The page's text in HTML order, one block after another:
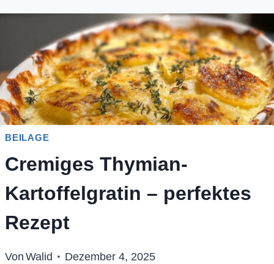
BEILAGE
Cremiges Thymian-
Kartoffelgratin – perfektes
Rezept
Von Walid Dezember 4, 2025